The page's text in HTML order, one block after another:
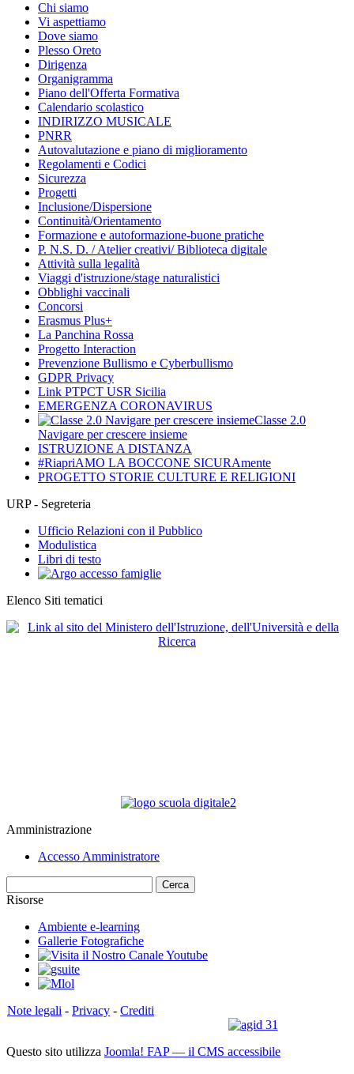
Chi siamo
Vi aspettiamo
Dove siamo
Plesso Oreto
Dirigenza
Organigramma
Piano dell'Offerta Formativa
Calendario scolastico
INDIRIZZO MUSICALE
PNRR
Autovalutazione e piano di miglioramento
Regolamenti e Codici
Sicurezza
Progetti
Inclusione/Dispersione
Continuità/Orientamento
Formazione e autoformazione-buone pratiche
P. N.S. D. / Atelier creativi/ Biblioteca digitale
Attività sulla legalità
Viaggi d'istruzione/stage naturalistici
Obblighi vaccinali
Concorsi
Erasmus Plus+
La Panchina Rossa
Progetto Interaction
Prevenzione Bullismo e Cyberbullismo
GDPR Privacy
Link PTPCT USR Sicilia
EMERGENZA CORONAVIRUS
Classe 2.0
Navigare per crescere insieme
ISTRUZIONE A DISTANZA
#RiapriAMO LA BOCCONE SICURAmente
PROGETTO STORIE CULTURE E RELIGIONI
URP - Segreteria
Ufficio Relazioni con il Pubblico
Modulistica
Libri di testo
Elenco Siti tematici
Amministrazione
Accesso Amministratore
Cerca
Risorse
Ambiente e-learning
Gallerie Fotografiche
Note legali - Privacy - Crediti
Questo sito utilizza Joomla! FAP — il CMS accessibile